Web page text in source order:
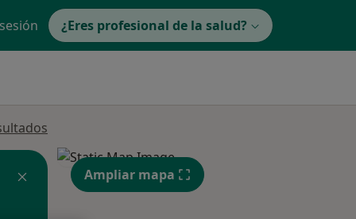
¿Eres profesional de la salud?
Ampliar mapa